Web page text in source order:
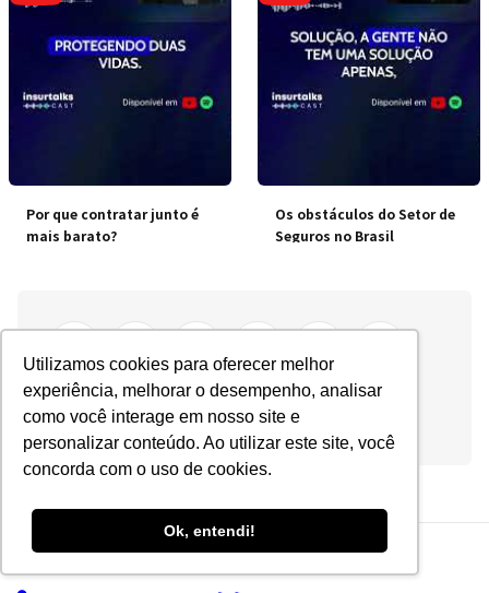
Utilizamos cookies para oferecer melhor
experiência, melhorar o desempenho, analisar
como você interage em nosso site e
personalizar conteúdo. Ao utilizar este site, você
concorda com o uso de cookies.
Ok, entendi!
Por que contratar junto é
mais barato?
Os obstáculos do Setor de
Seguros no Brasil